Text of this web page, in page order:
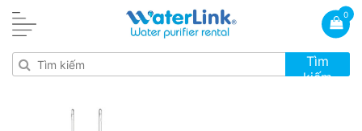
0
Tìm
kiếm